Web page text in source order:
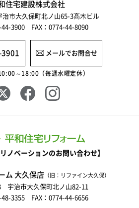
住宅建設株式会社
市大久保町北ノ山65-3髙木ビル
44-3900 FAX：0774-44-8090
メールでお問合せ
～18:00（毎週水曜定休）
ノベーションのお問い合わせ】
ム 大久保店 （旧：リファイン大久保）
宇治市大久保町北ノ山82-11
48-3355 FAX：0774-44-6656